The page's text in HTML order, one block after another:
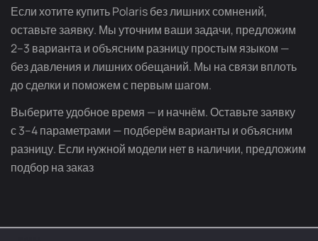
Если хотите купить Polaris без лишних сомнений,
оставьте заявку. Мы уточним ваши задачи, предложим
2–3 варианта и объясним разницу простым языком —
без давления и лишних обещаний. Мы на связи вплоть
до сделки и поможем с первым шагом.
Выберите удобное время — и начнём. Оставьте заявку
с 3–4 параметрами — подберём варианты и объясним
разницу. Если нужной модели нет в наличии, предложим
подбор на заказ